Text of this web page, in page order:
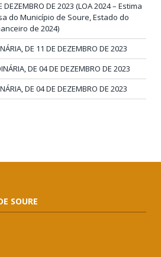
DEZEMBRO DE 2023 (LOA 2024 – Estima
do Município de Soure, Estado do
de 2024)
DE 11 DE DEZEMBRO DE 2023
DE 04 DE DEZEMBRO DE 2023
DE 04 DE DEZEMBRO DE 2023
SOURE